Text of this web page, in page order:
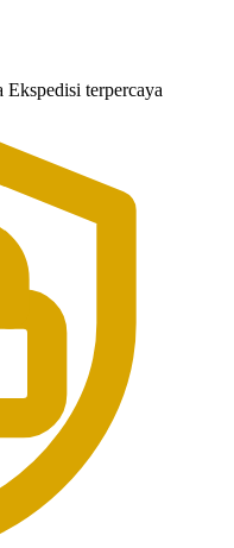
terpercaya